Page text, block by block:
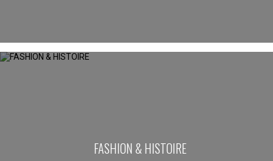
FASHION & HISTOIRE